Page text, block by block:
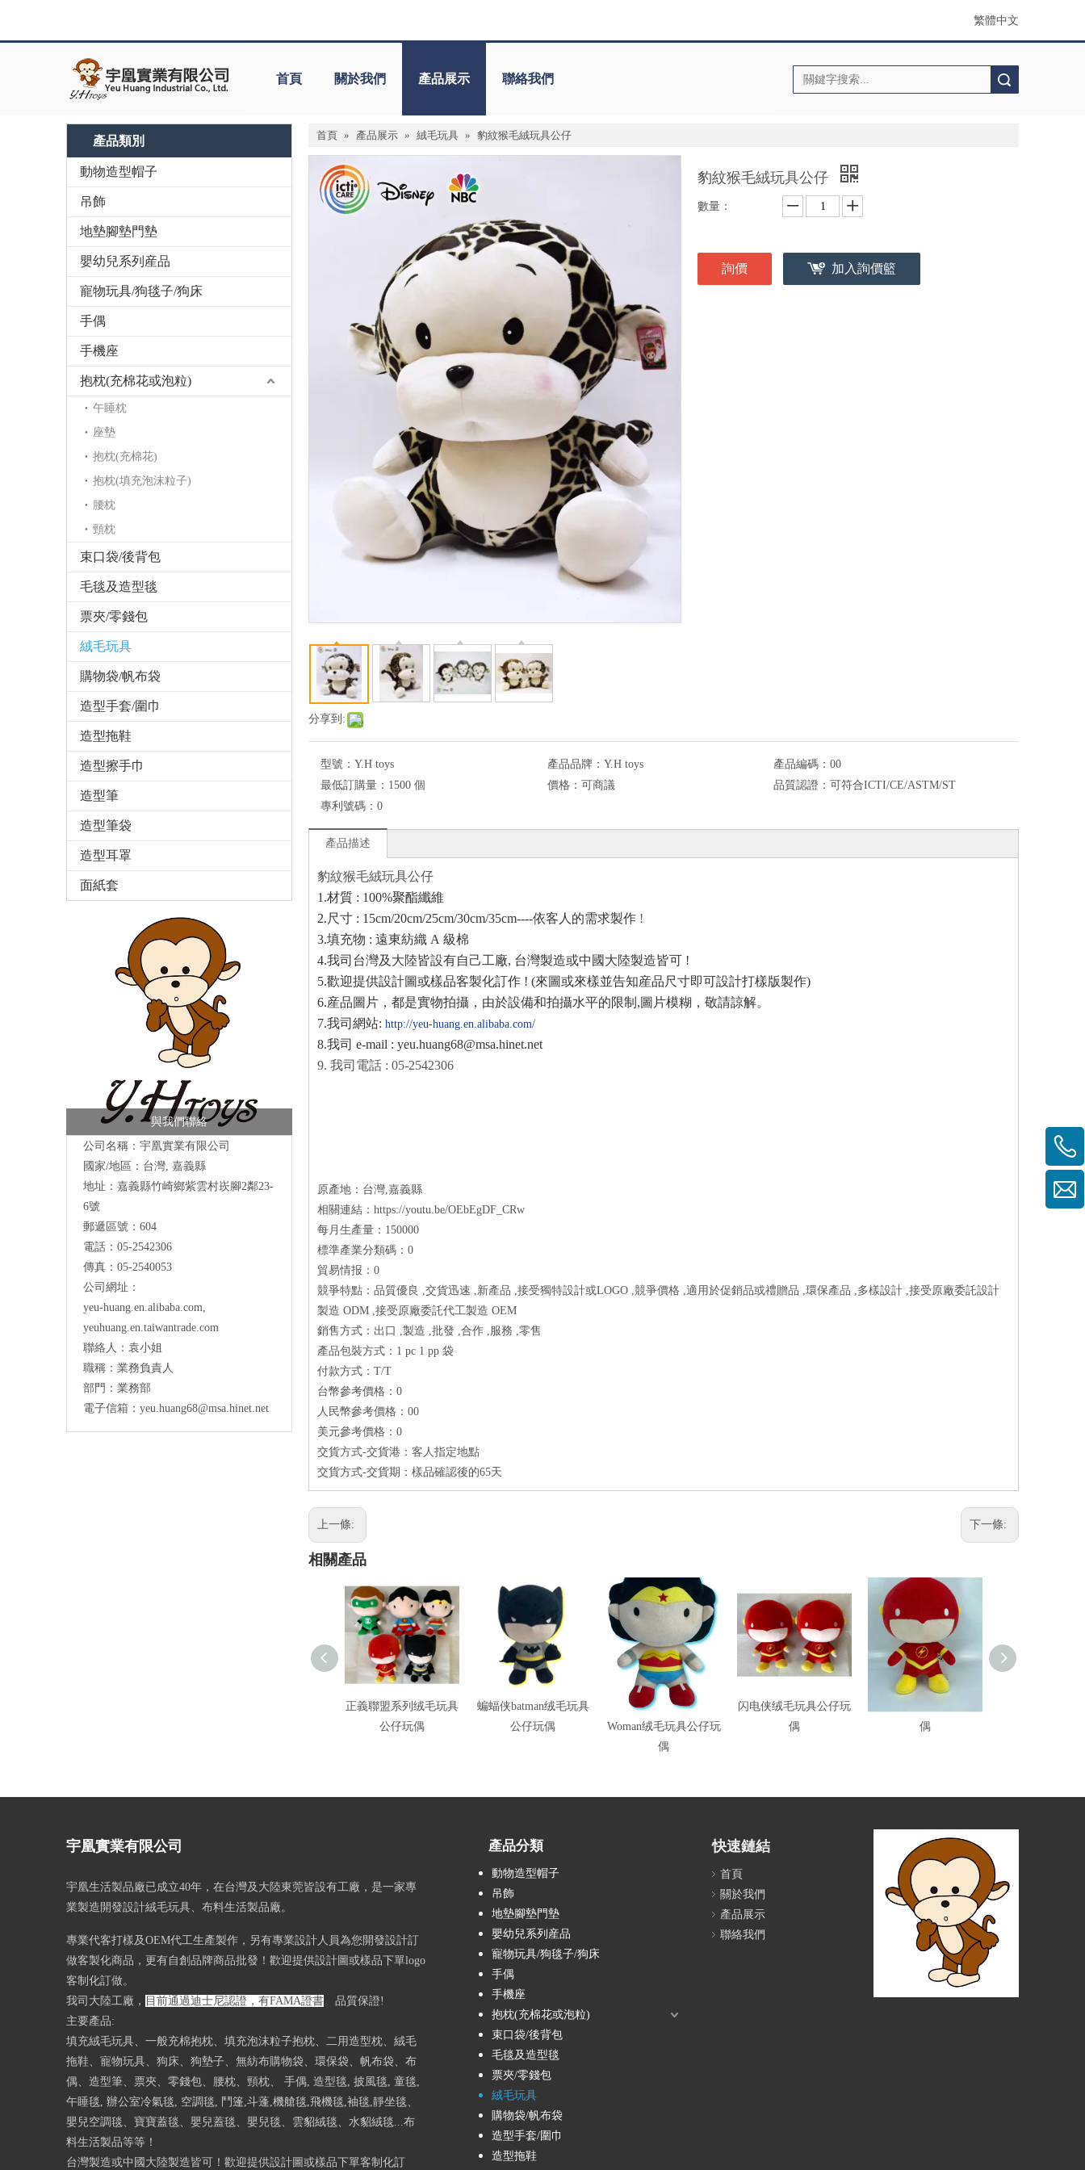
繁體中文
首頁 關於我們 產品展示 聯絡我們
產品類別
動物造型帽子
吊飾
地墊腳墊門墊
嬰幼兒系列産品
寵物玩具/狗毯子/狗床
手偶
手機座
抱枕(充棉花或泡粒)
午睡枕
座墊
抱枕(充棉花)
抱枕(填充泡沫粒子)
腰枕
頸枕
束口袋/後背包
毛毯及造型毯
票夾/零錢包
絨毛玩具
購物袋/帆布袋
造型手套/圍巾
造型拖鞋
造型擦手巾
造型筆
造型筆袋
造型耳罩
面紙套
與我們聯絡
公司名稱：宇凰實業有限公司
國家/地區：台灣, 嘉義縣
地址： 嘉義縣竹崎鄉紫雲村崁腳2鄰23-
6號
郵遞區號：604
電話：05-2542306
傳真：05-2540053
公司網址：
yeu-huang.en.alibaba.com,
yeuhuang.en.taiwantrade.com
聯絡人：袁小姐
職稱：業務負責人
部門：業務部
電子信箱： yeu.huang68@msa.hinet.net
首頁 » 產品展示 » 絨毛玩具 » 豹紋猴毛絨玩具公仔
分享到:
豹紋猴毛絨玩具公仔
數量：
詢價 加入詢價籃
型號： Y.H toys 產品品牌： Y.H toys 產品編碼： 00
最低訂購量： 1500 個 價格： 可商議 品質認證： 可符合ICTI/CE/ASTM/ST
專利號碼： 0
產品描述
豹紋猴毛絨玩具公仔
1.材質 : 100%聚酯纖維
2.尺寸 : 15cm/20cm/25cm/30cm/35cm----依客人的需求製作 !
3.填充物 : 遠東紡織 A 級棉
4.我司台灣及大陸皆設有自己工廠, 台灣製造或中國大陸製造皆可 !
5.歡迎提供設計圖或樣品客製化訂作 ! (來圖或來樣並告知産品尺寸即可設計打樣版製作)
6.産品圖片，都是實物拍攝，由於設備和拍攝水平的限制 ,圖片模糊，敬請諒解。
7.我司網站: http://yeu-huang.en.alibaba.com/
8.我司 e-mail : yeu.huang68@msa.hinet.net
9. 我司電話 : 05-2542306
原產地：台灣,嘉義縣
相關連結：https://youtu.be/OEbEgDF_CRw
每月生產量：150000
標準產業分類碼：0
貿易情报：0
競爭特點：品質優良 ,交貨迅速 ,新產品 ,接受獨特設計或LOGO ,競爭價格 ,適用於促銷品或禮贈品 ,環保產品 ,多樣設計 ,接受原廠委託設計
製造 ODM ,接受原廠委託代工製造 OEM
銷售方式：出口 ,製造 ,批發 ,合作 ,服務 ,零售
產品包裝方式：1 pc 1 pp 袋
付款方式：T/T
台幣參考價格：0
人民幣參考價格：00
美元參考價格：0
交貨方式-交貨港：客人指定地點
交貨方式-交貨期：樣品確認後的65天
上一條: 下一條:
相關產品
正義聯盟系列绒毛玩具
公仔玩偶
蝙蝠侠batman绒毛玩具
公仔玩偶
神奇女侠Wonder
Woman绒毛玩具公仔玩
偶
闪电侠绒毛玩具公仔玩
偶
偶
宇凰實業有限公司
宇凰生活製品廠已成立40年，在台灣及大陸東莞皆設有工廠，是一家專
業製造開發設計絨毛玩具、布料生活製品廠。
專業代客打樣及OEM代工生產製作，另有專業設計人員為您開發設計訂
做客製化商品，更有自創品牌商品批發！歡迎提供設計圖或樣品下單logo
客制化訂做。
我司大陸工廠， 目前通過迪士尼認證，有FAMA證書
品質保證!
主要產品:
填充絨毛玩具、一般充棉抱枕、填充泡沫粒子抱枕、二用造型枕、絨毛
拖鞋、寵物玩具、狗床、狗墊子、無紡布購物袋、環保袋、帆布袋、布
偶、造型筆、票夾、零錢包、腰枕、頸枕、 手偶, 造型毯, 披風毯, 童毯,
午睡毯, 辦公室冷氣毯, 空調毯, 鬥篷,斗蓬,機艙毯,飛機毯,袖毯,靜坐毯、
嬰兒空調毯、寶寶蓋毯、嬰兒蓋毯、嬰兒毯、雲貂絨毯、水貂絨毯...布
料生活製品等等！
台灣製造或中國大陸製造皆可！歡迎提供設計圖或樣品下單客制化訂
產品分類
動物造型帽子
吊飾
地墊腳墊門墊
嬰幼兒系列産品
寵物玩具/狗毯子/狗床
手偶
手機座
抱枕(充棉花或泡粒)
束口袋/後背包
毛毯及造型毯
票夾/零錢包
絨毛玩具
購物袋/帆布袋
造型手套/圍巾
造型拖鞋
快速鏈結
首頁
關於我們
產品展示
聯絡我們